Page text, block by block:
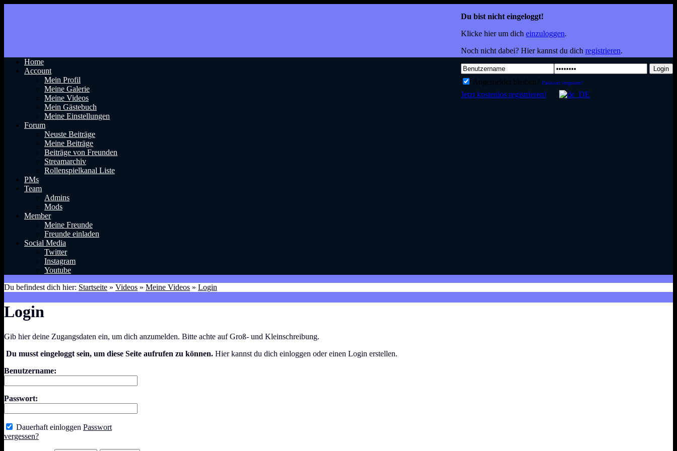
Du bist nicht eingeloggt!
Klicke hier um dich einzuloggen.
Noch nicht dabei? Hier kannst du dich registrieren.
Login
Angemeldet bleiben? Passwort vergessen?
Jetzt kostenlos registrieren!
Home
Account
Mein Profil
Meine Galerie
Meine Videos
Mein Gästebuch
Meine Einstellungen
Forum
Neuste Beiträge
Meine Beiträge
Beiträge von Freunden
Streamarchiv
Rollenspielkanal Liste
PMs
Team
Admins
Mods
Member
Meine Freunde
Freunde einladen
Social Media
Twitter
Instagram
Youtube
Du befindest dich hier: Startseite » Videos » Meine Videos » Login
Login
Gib hier deine Zugangsdaten ein, um dich anzumelden. Bitte achte auf Groß- und Kleinschreibung.
Du musst eingeloggt sein, um diese Seite aufrufen zu können. Hier kannst du dich einloggen oder einen Login erstellen.
Benutzername:
Passwort:
Dauerhaft einloggen Passwort
vergessen?